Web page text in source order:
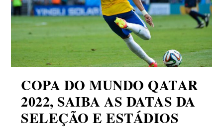
COPA DO MUNDO QATAR
2022, SAIBA AS DATAS DA
SELEÇÃO E ESTÁDIOS